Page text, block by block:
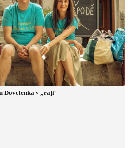
Dovolenka v „raji“